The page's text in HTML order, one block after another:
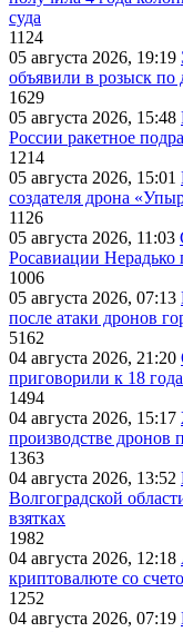
суда
1124
05 августа 2026, 19:19
объявили в розыск
1629
05 августа 2026, 15:48
России ракетное
1214
05 августа 2026, 15:01
создателя дрона
1126
05 августа 2026, 11:03
Росавиации Нерадько
1006
05 августа 2026, 07:13
после атаки дронов
5162
04 августа 2026, 21:20
приговорили к 18
1494
04 августа 2026, 15:17
производстве дронов
1363
04 августа 2026, 13:52
Волгоградской
взятках
1982
04 августа 2026, 12:18
криптовалюте со
1252
04 августа 2026, 07:19